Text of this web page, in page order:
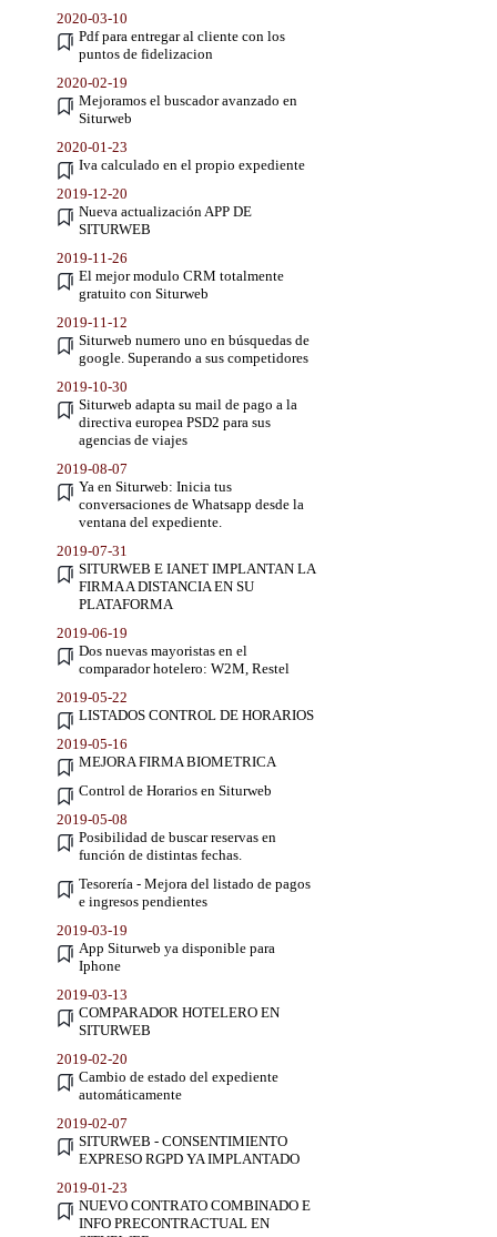
2020-03-10
Pdf para entregar al cliente con los
puntos de fidelizacion
2020-02-19
Mejoramos el buscador avanzado en
Siturweb
2020-01-23
Iva calculado en el propio expediente
2019-12-20
Nueva actualización APP DE
SITURWEB
2019-11-26
El mejor modulo CRM totalmente
gratuito con Siturweb
2019-11-12
Siturweb numero uno en búsquedas de
google. Superando a sus competidores
2019-10-30
Siturweb adapta su mail de pago a la
directiva europea PSD2 para sus
agencias de viajes
2019-08-07
Ya en Siturweb: Inicia tus
conversaciones de Whatsapp desde la
ventana del expediente.
2019-07-31
SITURWEB E IANET IMPLANTAN LA
FIRMA A DISTANCIA EN SU
PLATAFORMA
2019-06-19
Dos nuevas mayoristas en el
comparador hotelero: W2M, Restel
2019-05-22
LISTADOS CONTROL DE HORARIOS
2019-05-16
MEJORA FIRMA BIOMETRICA
Control de Horarios en Siturweb
2019-05-08
Posibilidad de buscar reservas en
función de distintas fechas.
Tesorería - Mejora del listado de pagos
e ingresos pendientes
2019-03-19
App Siturweb ya disponible para
Iphone
2019-03-13
COMPARADOR HOTELERO EN
SITURWEB
2019-02-20
Cambio de estado del expediente
automáticamente
2019-02-07
SITURWEB - CONSENTIMIENTO
EXPRESO RGPD YA IMPLANTADO
2019-01-23
NUEVO CONTRATO COMBINADO E
INFO PRECONTRACTUAL EN